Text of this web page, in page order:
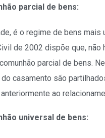
parcial de bens:
é o regime de bens
de 2002 dispõe que,
parcial de bens.
casamento são
ao
universal de bens: